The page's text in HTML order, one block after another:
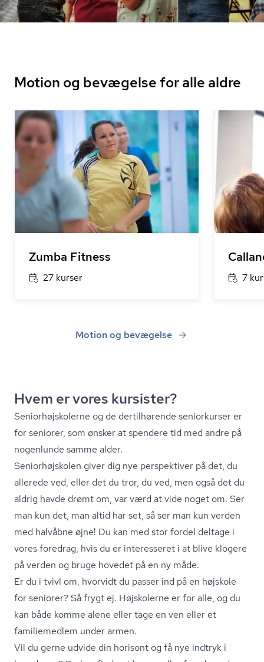
Motion og bevægelse for alle aldre
Zumba Fitness
27 kurser 7
Motion og bevægelse
Hvem er vores kursister?
Se­ni­o­r­højsko­ler­ne og de dertilhørende seniorkurser er
for seniorer, som ønsker at spendere tid med andre på
nogenlunde samme alder.
Se­ni­o­r­højsko­len giver dig nye perspektiver på det, du
allerede ved, eller det du tror, du ved, men også det du
aldrig havde drømt om, var værd at vide noget om. Ser
man kun det, man altid har set, så ser man kun verden
med halvåbne øjne! Du kan med stor fordel deltage i
vores foredrag, hvis du er interesseret i at blive klogere
på verden og bruge hovedet på en ny måde.
Er du i tvivl om, hvorvidt du passer ind på en højskole
for seniorer? Så frygt ej. Højskolerne er for alle, og du
kan både komme alene eller tage en ven eller et
familiemedlem under armen.
Vil du gerne udvide din horisont og få nye indtryk i